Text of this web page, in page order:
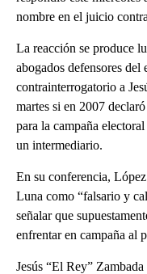
nombre en el juicio
La reacción se produce
abogados defensores
contrainterrogatorio a
martes si en 2007
para la campaña
un intermediario.
En su conferencia,
Luna como “falsario y
señalar que
enfrentar en campaña al
Jesús “El Rey”